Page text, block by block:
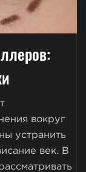
вокруг
устранить
век. В